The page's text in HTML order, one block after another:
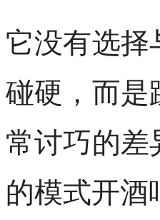
它没有选
碰硬，而
常讨巧的
的模式开酒